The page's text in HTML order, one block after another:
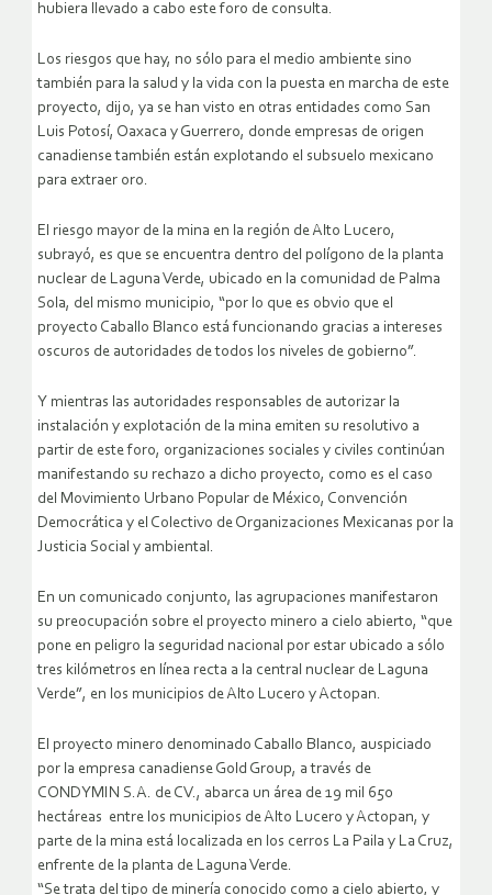
hubiera llevado a cabo este foro de consulta.
Los riesgos que hay, no sólo para el medio ambiente sino
también para la salud y la vida con la puesta en marcha de este
proyecto, dijo, ya se han visto en otras entidades como San
Luis Potosí, Oaxaca y Guerrero, donde empresas de origen
canadiense también están explotando el subsuelo mexicano
para extraer oro.
El riesgo mayor de la mina en la región de Alto Lucero,
subrayó, es que se encuentra dentro del polígono de la planta
nuclear de Laguna Verde, ubicado en la comunidad de Palma
Sola, del mismo municipio, “por lo que es obvio que el
proyecto Caballo Blanco está funcionando gracias a intereses
oscuros de autoridades de todos los niveles de gobierno”.
Y mientras las autoridades responsables de autorizar la
instalación y explotación de la mina emiten su resolutivo a
partir de este foro, organizaciones sociales y civiles continúan
manifestando su rechazo a dicho proyecto, como es el caso
del Movimiento Urbano Popular de México, Convención
Democrática y el Colectivo de Organizaciones Mexicanas por la
Justicia Social y ambiental.
En un comunicado conjunto, las agrupaciones manifestaron
su preocupación sobre el proyecto minero a cielo abierto, “que
pone en peligro la seguridad nacional por estar ubicado a sólo
tres kilómetros en línea recta a la central nuclear de Laguna
Verde”, en los municipios de Alto Lucero y Actopan.
El proyecto minero denominado Caballo Blanco, auspiciado
por la empresa canadiense Gold Group, a través de
CONDYMIN S.A. de CV., abarca un área de 19 mil 650
hectáreas entre los municipios de Alto Lucero y Actopan, y
parte de la mina está localizada en los cerros La Paila y La Cruz,
enfrente de la planta de Laguna Verde.
“Se trata del tipo de minería conocido como a cielo abierto, y